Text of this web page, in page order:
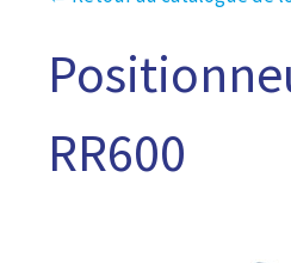
RR600